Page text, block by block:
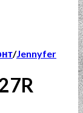
/Jennyfer